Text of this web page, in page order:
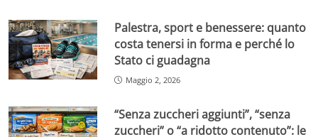
Palestra, sport e benessere: quanto
costa tenersi in forma e perché lo
Stato ci guadagna
Maggio 2, 2026
“Senza zuccheri aggiunti”, “senza
zuccheri” o “a ridotto contenuto”: le